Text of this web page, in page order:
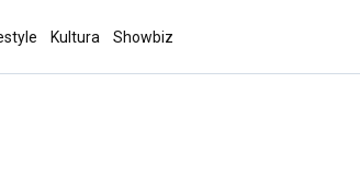
Kultura Showbiz